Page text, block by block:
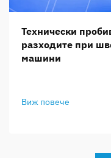
Технически
разходите при
машини
Виж повече